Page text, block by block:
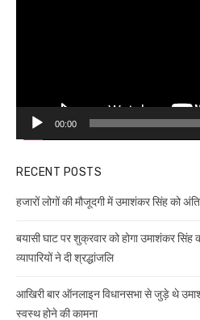
00:00
RECENT POSTS
हजारों लोगों की मौजूदगी में उमाशंकर सिंह को
बयासी घाट पर शुक्रवार को होगा उमाशंकर
व्यापारियों ने दी श्रद्धांजलि
आखिरी बार ऑनलाइन विधानसभा से जुड़े थे
स्वस्थ होने की कामना